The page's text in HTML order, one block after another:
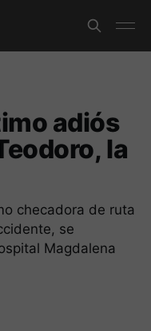
adiós
la
checadora de ruta
se
Magdalena